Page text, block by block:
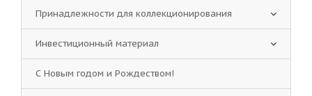
Принадлежности для коллекционирования
Инвестиционный материал
С Новым годом и Рождеством!